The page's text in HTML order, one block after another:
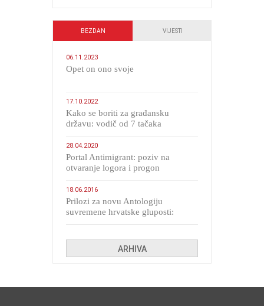
BEZDAN VIJESTI
06.11.2023
​Opet on ono svoje
17.10.2022
Kako se boriti za građansku
državu: vodič od 7 tačaka
28.04.2020
Portal Antimigrant: poziv na
otvaranje logora i progon
18.06.2016
Prilozi za novu Antologiju
suvremene hrvatske gluposti:
ARHIVA